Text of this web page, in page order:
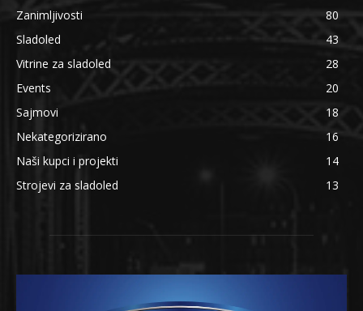
Zanimljivosti
80
Sladoled
43
Vitrine za sladoled
28
Events
20
Sajmovi
18
Nekategorizirano
16
Naši kupci i projekti
14
Strojevi za sladoled
13